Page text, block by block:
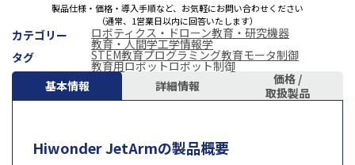
製品仕様・価格・導入手順など、お気軽にお問い合わせください
（通常、1営業日以内に回答いたします）
カテゴリー ロボティクス・ドローン教育・研究機器
教育・人間学工学情報学
タグ
STEM教育プログラミング教育モータ制御
教育用ロボットロボット制御
基本情報
詳細情報
価格 /
取扱製品
Hiwonder JetArmの製品概要